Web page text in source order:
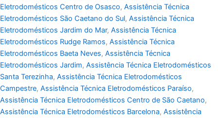
Eletrodomésticos Centro de Osasco, Assistência Técnica
Eletrodomésticos São Caetano do Sul, Assistência Técnica
Eletrodomésticos Jardim do Mar, Assistência Técnica
Eletrodomésticos Rudge Ramos, Assistência Técnica
Eletrodomésticos Baeta Neves, Assistência Técnica
Eletrodomésticos Jardim, Assistência Técnica Eletrodomésticos
Santa Terezinha, Assistência Técnica Eletrodomésticos
Campestre, Assistência Técnica Eletrodomésticos Paraíso,
Assistência Técnica Eletrodomésticos Centro de São Caetano,
Assistência Técnica Eletrodomésticos Barcelona, Assistência